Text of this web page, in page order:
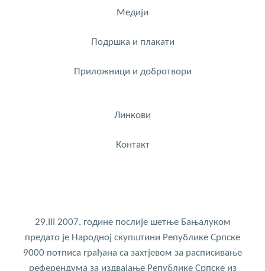
Медији
Подршка и плакати
Приложници и добротвори
Линкови
Контакт
29.III 2007. године послије шетње Бањалуком
предато је Народној скупштини Републике Српске
9000 потписа грађана са захтјевом за расписивање
референдума за издвајање Републике Српске из